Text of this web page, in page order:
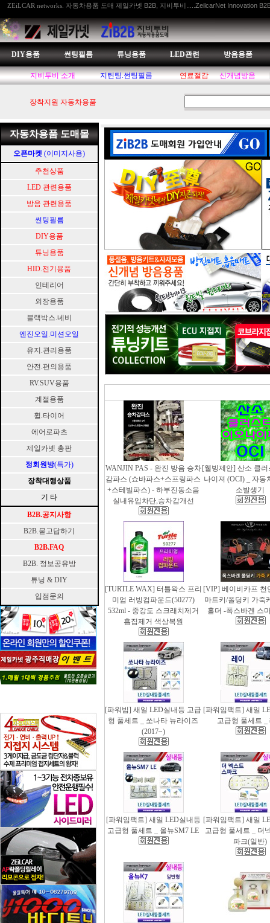
ZEiLCAR networks. 자동차용품 도매 제일카넷 B2B, 지비투비.....ZeilcarNet Innovation
DIY용품 썬팅필름 튜닝용품 LED관련 방음용품
지비투비 소개 지틴팅.썬팅필름 연료절감 신개념방음
장착지원 자동차용품
자동차용품 도매몰
오픈마켓 (이미지사용)
추천상품
LED 관련용품
방음 관련용품
썬팅필름
DIY용품
튜닝용품
HID.전기용품
인테리어
외장용품
블랙박스.네비
엔진오일.미션오일
유지.관리용품
안전.편의용품
RV.SUV용품
계절용품
휠.타이어
에어로파츠
제일카넷 총판
정회원방(특가)
장착대행상품
기 타
B2B.공지사항
B2B.묻고답하기
B2B.FAQ
B2B. 정보공유방
튜닝 & DIY
입점문의
WANJIN PAS - 완진 방음 승차
감파스 (쇼바파스+스프링파스
+스테빌파스) - 하부진동소음
실내유입차단,승차감개선
[웰빙제안] 산소 클
나이져 (OCI) _ 자동
소발생기
[TURTLE WAX] 터틀왁스 프리
미엄 러빙컴파운드(50277)
532ml - 중강도 스크래치제거
흠집제거 색상복원
[VIP] 베이비카프 천
마트키/폴딩키 가죽
홀더 -폭스바겐 스
[파워빔] 새일 LED실내등 고급
형 풀세트 _ 쏘나타 뉴라이즈
(2017~)
[파워임팩트] 새일
고급형 풀세트 _
[파워임팩트] 새일 LED실내등
고급형 풀세트 _ 올뉴SM7 LE
[파워임팩트] 새일
고급형 풀세트 _ 더
파크(일반)